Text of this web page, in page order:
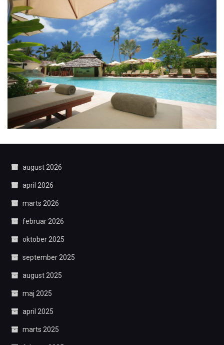
august 2026
april 2026
marts 2026
februar 2026
oktober 2025
september 2025
august 2025
maj 2025
april 2025
marts 2025